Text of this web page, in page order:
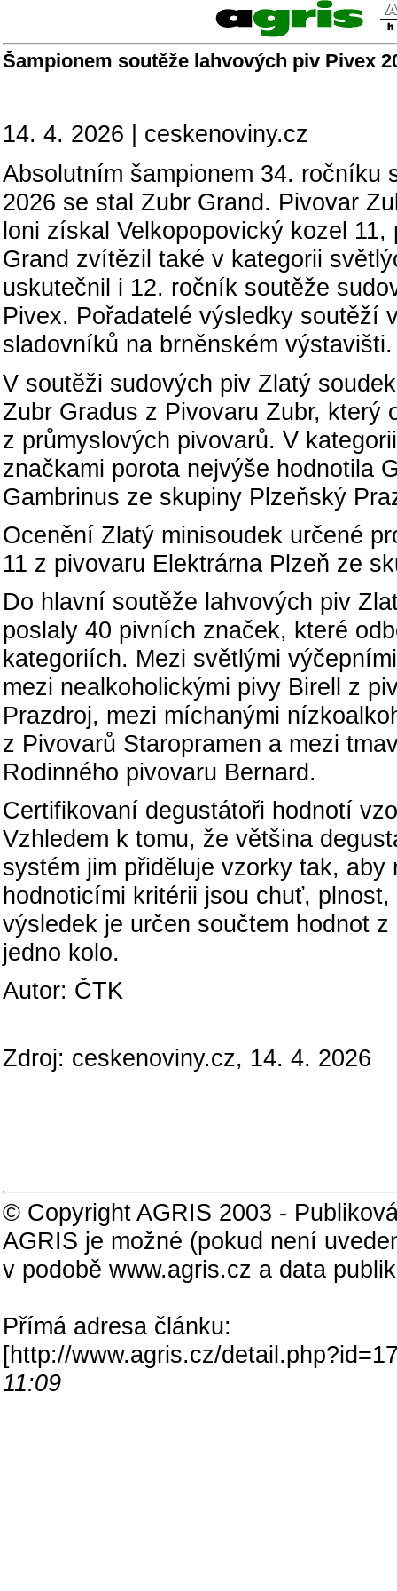
Šampionem soutěže lahvových piv Pivex
14. 4. 2026 | ceskenoviny.cz
Absolutním šampionem 34. ročníku
2026 se stal Zubr Grand. Pivovar
loni získal Velkopopovický kozel
Grand zvítězil také v kategorii
uskutečnil i 12. ročník soutěže
Pivex. Pořadatelé výsledky soutěží
sladovníků na brněnském výstavišti.
V soutěži sudových piv Zlatý
Zubr Gradus z Pivovaru Zubr, který
z průmyslových pivovarů. V
značkami porota nejvýše hodnotila
Gambrinus ze skupiny Plzeňský
Ocenění Zlatý minisoudek určené
11 z pivovaru Elektrárna Plzeň ze
Do hlavní soutěže lahvových piv
poslaly 40 pivních značek, které
kategoriích. Mezi světlými
mezi nealkoholickými pivy Birell z
Prazdroj, mezi míchanými
z Pivovarů Staropramen a mezi
Rodinného pivovaru Bernard.
Certifikovaní degustátoři hodnotí
Vzhledem k tomu, že většina
systém jim přiděluje vzorky tak,
hodnoticími kritérii jsou chuť,
výsledek je určen součtem hodnot
jedno kolo.
Autor: ČTK
Zdroj: ceskenoviny.cz, 14. 4. 2026
© Copyright AGRIS 2003 -
AGRIS je možné (pokud není
v podobě www.agris.cz a data
Přímá adresa článku:
[http://www.agris.cz/
11:09